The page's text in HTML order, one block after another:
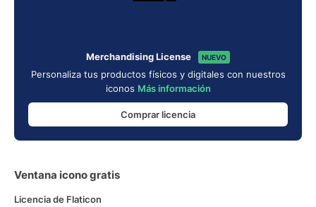
Merchandising License NUEVO
Personaliza tus productos físicos y digitales con nuestros
iconos Más información
Comprar licencia
Ventana icono gratis
Licencia de Flaticon